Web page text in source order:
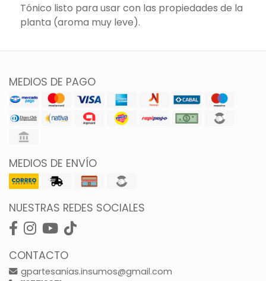
Tónico listo para usar con las propiedades de la
planta (aroma muy leve).
MEDIOS DE PAGO
MEDIOS DE ENVÍO
NUESTRAS REDES SOCIALES
CONTACTO
gpartesanias.insumos@gmail.com